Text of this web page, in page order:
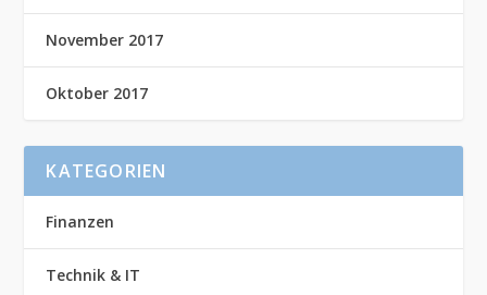
November 2017
Oktober 2017
KATEGORIEN
Finanzen
Technik & IT